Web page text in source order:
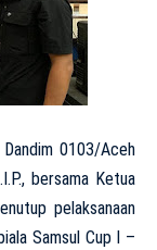
0103/Aceh
bersama Ketua
pelaksanaan
Samsul Cup l –